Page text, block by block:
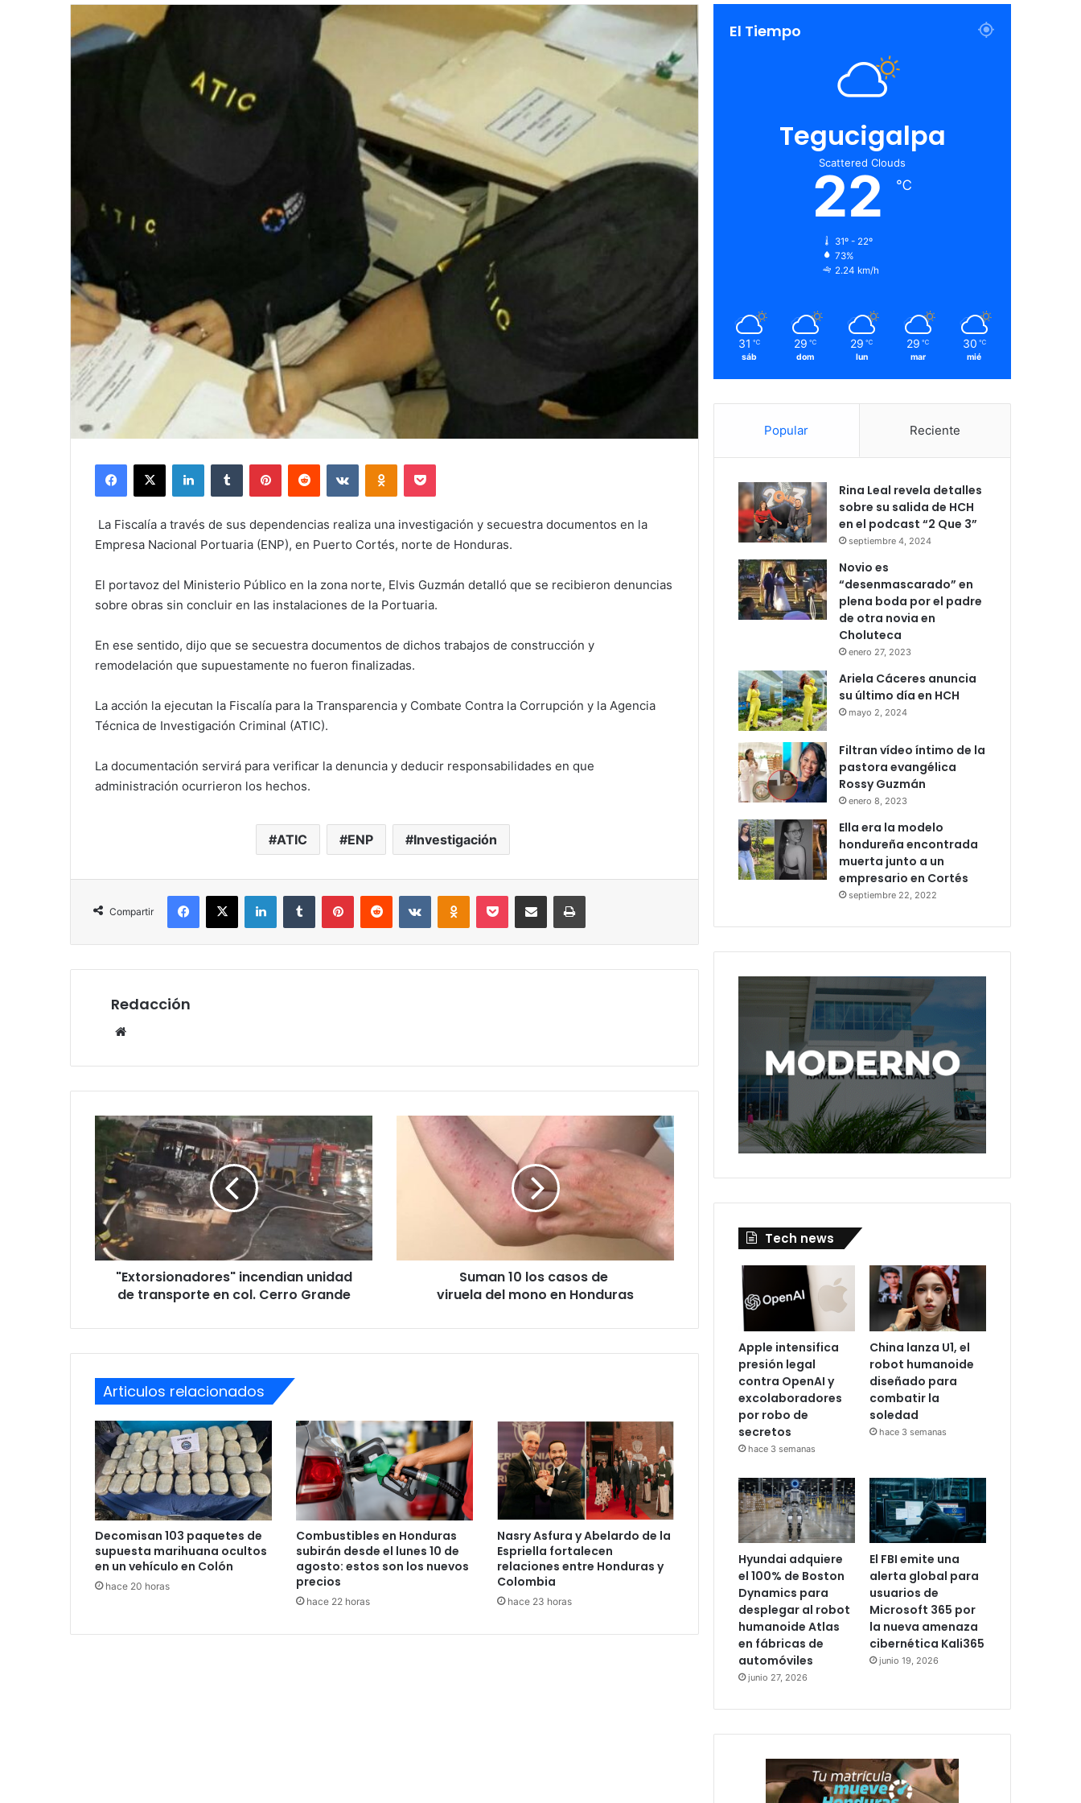
email
Facebook
X LinkedInTumblr PinterestReddit VKontakteOdnoklassniki
Pocket
La Fiscalía a través de sus dependencias realiza una investigación y secuestra documentos en la
Empresa Nacional Portuaria (ENP), en Puerto Cortés, norte de Honduras.
El portavoz del Ministerio Público en la zona norte, Elvis Guzmán detalló que se recibieron denuncias
sobre obras sin concluir en las instalaciones de la Portuaria.
En ese sentido, dijo que se secuestra documentos de dichos trabajos de construcción y
remodelación que supuestamente no fueron finalizadas.
La acción la ejecutan la Fiscalía para la Transparencia y Combate Contra la Corrupción y la Agencia
Técnica de Investigación Criminal (ATIC).
La documentación servirá para verificar la denuncia y deducir responsabilidades en que
administración ocurrieron los hechos.
ATIC ENP Investigación
Compartir
Facebook
X LinkedInTumblr PinterestReddit VKontakteOdnoklassniki
Pocket compartit via email Print
Redacción
"Extorsionadores"
incendian
unidad
de
transporte
en
col.
Cerro
Grande
"Extorsionadores" incendian unidad
de transporte en col. Cerro Grande
Suman
viruela del mono en
Suman 10 los casos de
viruela del mono en Honduras
Articulos relacionados
Decomisan 103 paquetes de
supuesta marihuana ocultos
en un vehículo en Colón
hace 20 horas
Combustibles en Honduras
subirán desde el lunes 10 de
agosto: estos son los nuevos
precios
hace 22 horas
Nasry Asfura y Abelardo de la
Espriella fortalecen
relaciones entre Honduras y
Colombia
hace 23 horas
El Tiempo
Tegucigalpa
Scattered Clouds
22 ℃
31º - 22º
73%
2.24 km/h
31 ℃
sáb
29 ℃
dom
29 ℃
lun
29 ℃
mar
30 ℃
mié
Popular Reciente
Rina Leal revela detalles
sobre su salida de HCH
en el podcast “2 Que 3”
septiembre 4, 2024
Novio es
“desenmascarado” en
plena boda por el padre
de otra novia en
Choluteca
enero 27, 2023
Ariela Cáceres anuncia
su último día en HCH
mayo 2, 2024
Filtran vídeo íntimo de la
pastora evangélica
Rossy Guzmán
enero 8, 2023
Ella era la modelo
hondureña encontrada
muerta junto a un
empresario en Cortés
septiembre 22, 2022
Tech news
Apple intensifica
presión legal
contra OpenAI y
excolaboradores
por robo de
secretos
hace 3 semanas
China lanza U1, el
robot humanoide
diseñado para
combatir la
soledad
hace 3 semanas
Hyundai adquiere
el 100% de Boston
Dynamics para
desplegar al robot
humanoide Atlas
en fábricas de
automóviles
junio 27, 2026
El FBI emite una
alerta global para
usuarios de
Microsoft 365 por
la nueva amenaza
cibernética Kali365
junio 19, 2026